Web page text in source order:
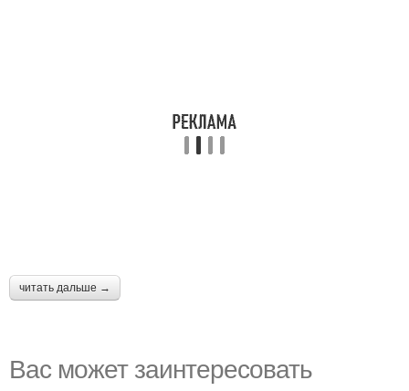
читать дальше →
Вас может заинтересовать